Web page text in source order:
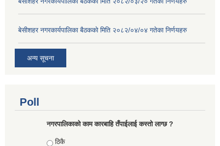
बे‍‍सीशहर नगरकार्यपालिका बैठककाे मिति २०८२/०४/०४ गतेका निर्णयहरु
अन्य सूचना
Poll
नगरपालिकाको काम कारबाहि तँपाईलाई कस्तो लाग्छ ?
Choices
ठिकै